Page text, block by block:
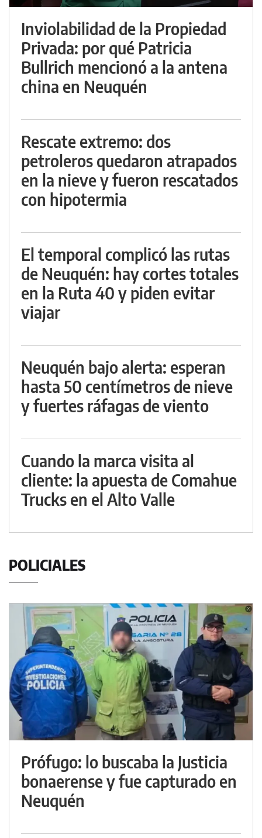
Inviolabilidad de la Propiedad
Privada: por qué Patricia
Bullrich mencionó a la antena
china en Neuquén
Rescate extremo: dos
petroleros quedaron atrapados
en la nieve y fueron rescatados
con hipotermia
El temporal complicó las rutas
de Neuquén: hay cortes totales
en la Ruta 40 y piden evitar
viajar
Neuquén bajo alerta: esperan
hasta 50 centímetros de nieve
y fuertes ráfagas de viento
Cuando la marca visita al
cliente: la apuesta de Comahue
Trucks en el Alto Valle
POLICIALES
Prófugo: lo buscaba la Justicia
bonaerense y fue capturado en
Neuquén